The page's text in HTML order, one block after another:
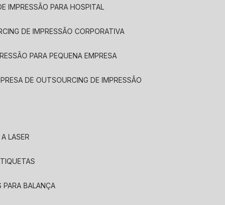
IMPRESSÃO PARA HOSPITAL
DE IMPRESSÃO CORPORATIVA
PARA PEQUENA EMPRESA
DE OUTSOURCING DE IMPRESSÃO
LASER
PARA BALANÇA